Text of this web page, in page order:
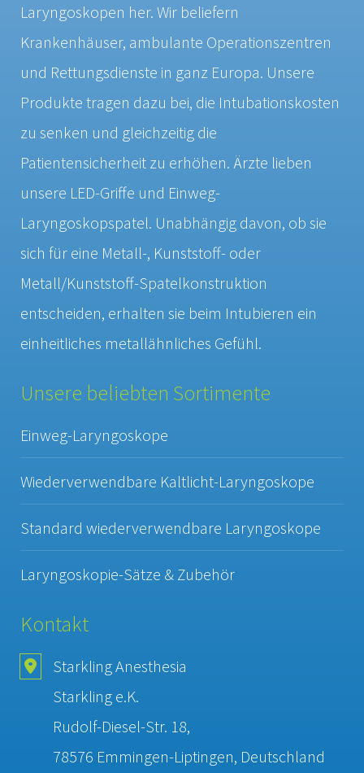
Laryngoskopen her. Wir beliefern
Krankenhäuser, ambulante Operationszentren
und Rettungsdienste in ganz Europa. Unsere
Produkte tragen dazu bei, die Intubationskosten
zu senken und gleichzeitig die
Patientensicherheit zu erhöhen. Ärzte lieben
unsere LED-Griffe und Einweg-
Laryngoskopspatel. Unabhängig davon, ob sie
sich für eine Metall-, Kunststoff- oder
Metall/Kunststoff-Spatelkonstruktion
entscheiden, erhalten sie beim Intubieren ein
einheitliches metallähnliches Gefühl.
Unsere beliebten Sortimente
Einweg-Laryngoskope
Wiederverwendbare Kaltlicht-Laryngoskope
Standard wiederverwendbare Laryngoskope
Laryngoskopie-Sätze & Zubehör
Kontakt
Starkling Anesthesia
Starkling e.K.
Rudolf-Diesel-Str. 18,
78576 Emmingen-Liptingen, Deutschland